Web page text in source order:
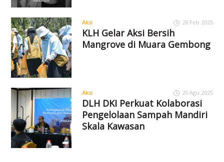
Aksi 28 Feb 2025
KLH Gelar Aksi Bersih
Mangrove di Muara Gembong
Aksi 20 Agu 2025
DLH DKI Perkuat Kolaborasi
Pengelolaan Sampah Mandiri
Skala Kawasan